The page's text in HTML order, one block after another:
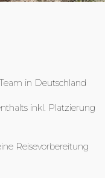
in Deutschland
inkl. Platzierung
Reisevorbereitung